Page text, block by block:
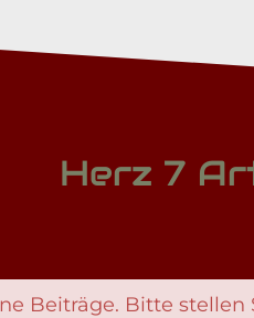
Herz 7
Beiträge. Bitte